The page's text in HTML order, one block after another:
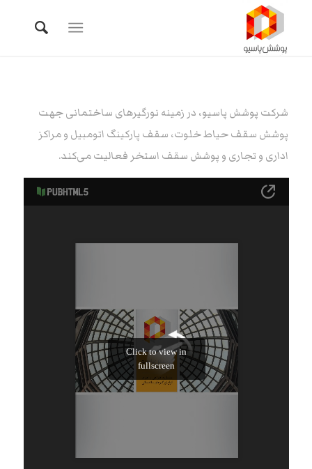
شرکت پوشش پاسیو، در زمینه نورگیرهای ساختمانی جهت
پوشش سقف حیاط خلوت، سقف پارکینگ اتومبیل و مراکز
اداری و تجاری و پوشش سقف استخر فعالیت می‌کند.